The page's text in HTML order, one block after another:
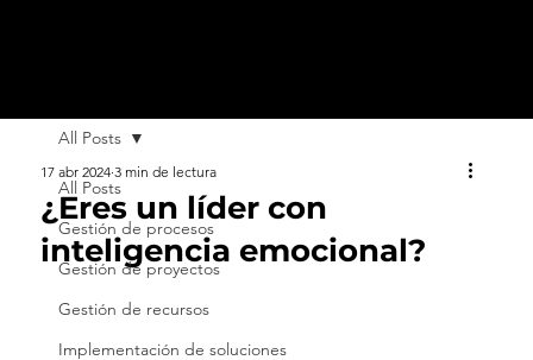
All Posts
Gestión de procesos
Gestión de proyectos
Gestión de recursos
Implementación de soluciones
All Posts
¿Eres un líder con
inteligencia emocional?
17 abr 2024 3 min de lectura